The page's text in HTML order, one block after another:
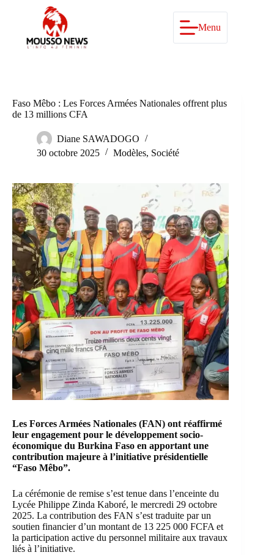
Menu
Faso Mêbo : Les Forces Armées Nationales offrent plus
de 13 millions CFA
Diane SAWADOGO
30 octobre 2025
Modèles, Société
Les Forces Armées Nationales (FAN) ont réaffirmé
leur engagement pour le développement socio-
économique du Burkina Faso en apportant une
contribution majeure à l’initiative présidentielle
“Faso Mêbo”.
La cérémonie de remise s’est tenue dans l’enceinte du
Lycée Philippe Zinda Kaboré, le mercredi 29 octobre
2025. La contribution des FAN s’est traduite par un
soutien financier d’un montant de 13 225 000 FCFA et
la participation active du personnel militaire aux travaux
liés à l’initiative.